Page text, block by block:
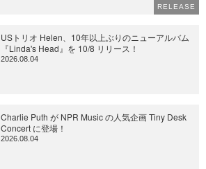
RELEASE
USトリオ Helen、10年以上ぶりのニューアルバム
『Linda's Head』を 10/8 リリース！
2026.08.04
Charlie Puth が NPR Music の人気企画 Tiny Desk
Concert に登場！
2026.08.04